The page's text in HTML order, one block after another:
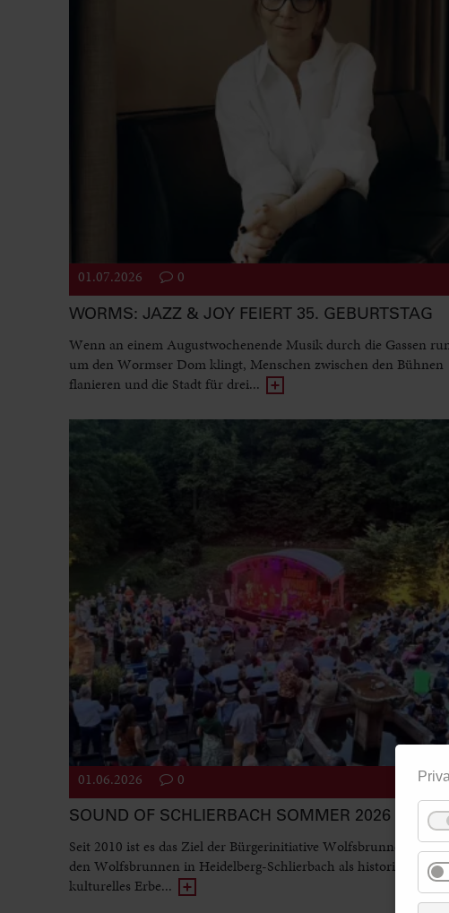
01.07.2026 0
WORMS: JAZZ & JOY FEIERT 35. GEBURTSTAG
Wenn an einem Augustwochenende Musik durch die Gassen
um den Wormser Dom klingt, Menschen zwischen den Bühnen
flanieren und die Stadt für drei...
01.06.2026 0
SOUND OF SCHLIERBACH SOMMER 2026
Seit 2010 ist es das Ziel der Bürgerinitiative Wolfsbrunnen
den Wolfsbrunnen in Heidelberg-Schlierbach als historisches
kulturelles Erbe...